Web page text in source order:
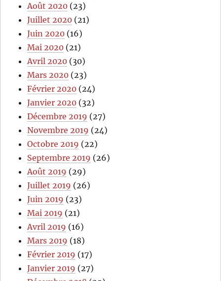
Août 2020 (23)
Juillet 2020 (21)
Juin 2020 (16)
Mai 2020 (21)
Avril 2020 (30)
Mars 2020 (23)
Février 2020 (24)
Janvier 2020 (32)
Décembre 2019 (27)
Novembre 2019 (24)
Octobre 2019 (22)
Septembre 2019 (26)
Août 2019 (29)
Juillet 2019 (26)
Juin 2019 (23)
Mai 2019 (21)
Avril 2019 (16)
Mars 2019 (18)
Février 2019 (17)
Janvier 2019 (27)